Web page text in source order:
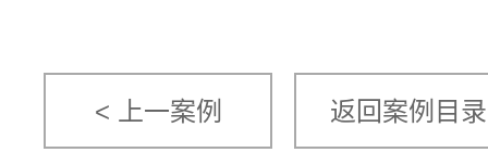
< 上一案例 返回案例目录